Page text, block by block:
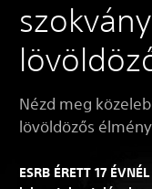
Nézd meg
lövöldözős
ESRB ÉRETT 17